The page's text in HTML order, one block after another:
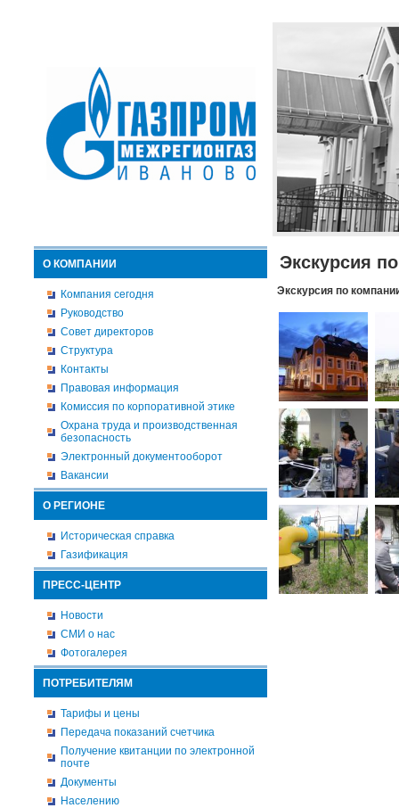
О КОМПАНИИ
Компания сегодня
Руководство
Совет директоров
Структура
Контакты
Правовая информация
Комиссия по корпоративной этике
Охрана труда и производственная
безопасность
Электронный документооборот
Вакансии
О РЕГИОНЕ
Историческая справка
Газификация
ПРЕСС-ЦЕНТР
Новости
СМИ о нас
Фотогалерея
ПОТРЕБИТЕЛЯМ
Тарифы и цены
Передача показаний счетчика
Получение квитанции по электронной
почте
Документы
Населению
Экскурсия
Экскурсия по